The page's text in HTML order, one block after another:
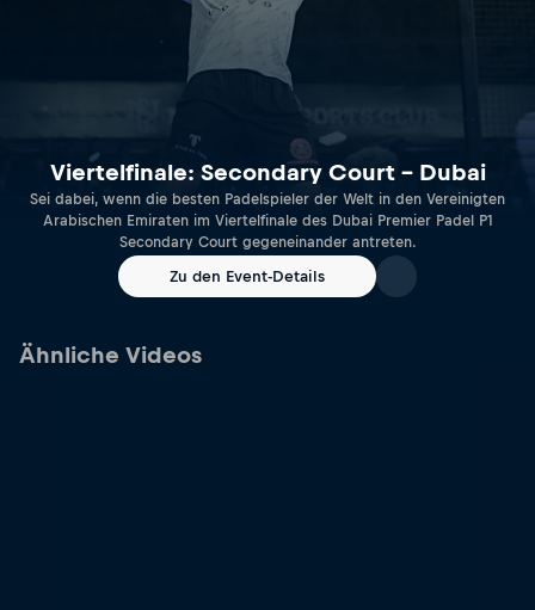
Viertelfinale: Secondary Court – Dubai
Sei dabei, wenn die besten Padelspieler der Welt in den Vereinigten
Arabischen Emiraten im Viertelfinale des Dubai Premier Padel P1
Secondary Court gegeneinander antreten.
Zu den Event-Details
Ähnliche Videos